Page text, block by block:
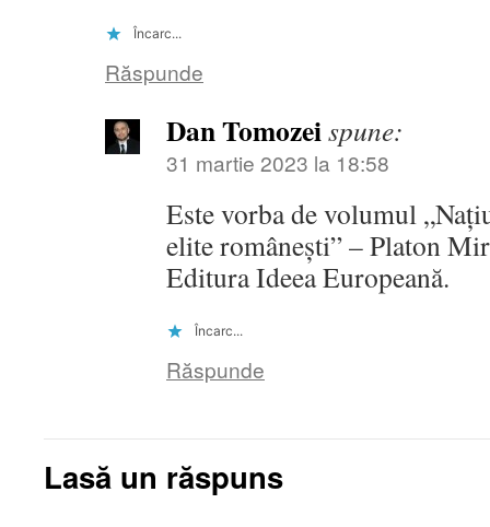
Încarc...
Răspunde
Dan Tomozeispune:
31 martie 2023 la 18:58
Este vorba de volumul
elite românești” – Platon
Editura Ideea Europeană.
Încarc...
Răspunde
Lasă un răspuns